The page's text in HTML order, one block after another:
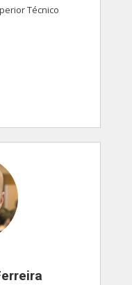
Técnico